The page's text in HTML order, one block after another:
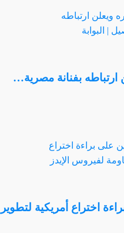
بفنانة مصرية…
اختراع أمريكية لتطوير